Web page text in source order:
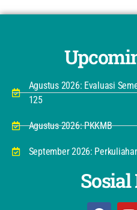
Agustus 2026: Evaluasi
125
Agustus 2026: PKKMB
September 2026: